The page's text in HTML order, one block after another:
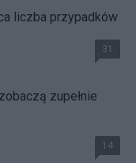
liczba przypadków
31
zupełnie
14